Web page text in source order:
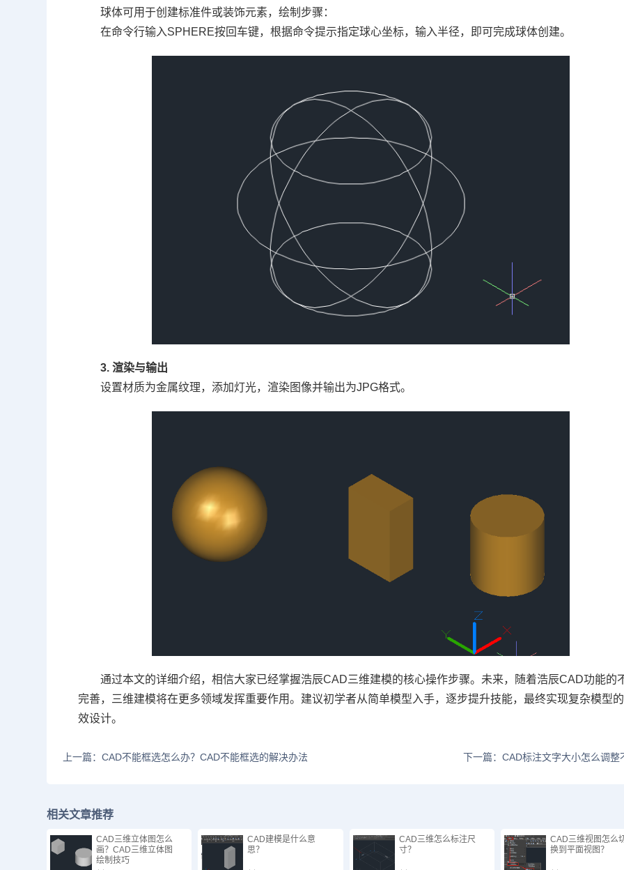
球体可用于创建标准件或装饰元素，绘制步骤：
在命令行输入SPHERE按回车键，根据命令提示指定球心坐标，输入半径，即可完成球体创建。
3. 渲染与输出
设置材质为金属纹理，添加灯光，渲染图像并输出为JPG格式。
通过本文的详细介绍，相信大家已经掌握浩辰CAD三维建模的核心操作步骤。未来，随着浩辰CAD功能的
完善，三维建模将在更多领域发挥重要作用。建议初学者从简单模型入手，逐步提升技能，最终实现复杂模型
效设计。
上一篇：CAD不能框选怎么办？CAD不能框选的解决办法 下一篇：CAD标注文字大小怎么调整
相关文章推荐
CAD三维立体图怎么
画？CAD三维立体图
绘制技巧
CAD建模是什么意
思？
CAD三维怎么标注尺
寸？
CAD三维视图怎么
换到平面视图？